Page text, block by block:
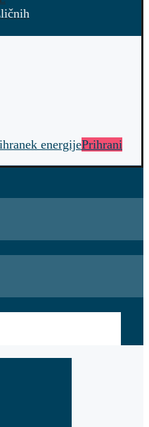
energijePrihrani